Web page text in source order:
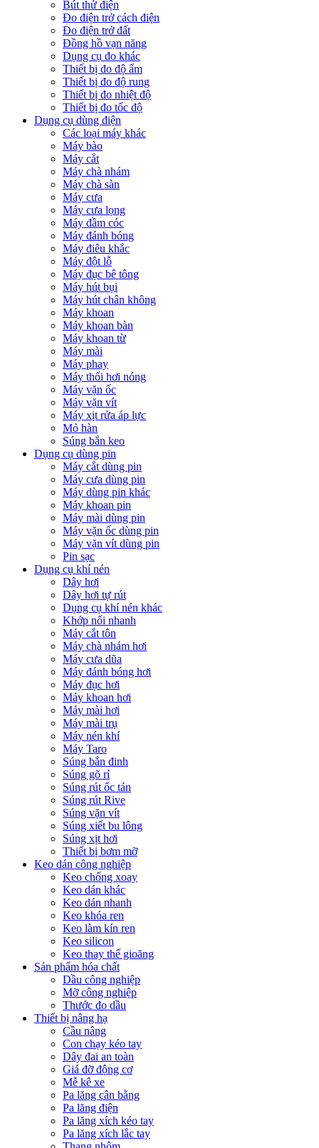
Bút thử điện
Đo điện trở cách điện
Đo điện trở đất
Đồng hồ vạn năng
Dụng cụ đo khác
Thiết bị đo độ ẩm
Thiết bị đo độ rung
Thiết bị đo nhiệt độ
Thiết bị đo tốc độ
Dụng cụ dùng điện
Các loại máy khác
Máy bào
Máy cắt
Máy chà nhám
Máy chà sàn
Máy cưa
Máy cưa lọng
Máy đầm cóc
Máy đánh bóng
Máy điêu khắc
Máy đột lỗ
Máy đục bê tông
Máy hút bụi
Máy hút chân không
Máy khoan
Máy khoan bàn
Máy khoan từ
Máy mài
Máy phay
Máy thổi hơi nóng
Máy vặn ốc
Máy vặn vít
Máy xịt rửa áp lực
Mỏ hàn
Súng bắn keo
Dụng cụ dùng pin
Máy cắt dùng pin
Máy cưa dùng pin
Máy dùng pin khác
Máy khoan pin
Máy mài dùng pin
Máy vặn ốc dùng pin
Máy vặn vít dùng pin
Pin sạc
Dụng cụ khí nén
Dây hơi
Dây hơi tự rút
Dụng cụ khí nén khác
Khớp nối nhanh
Máy cắt tôn
Máy chà nhám hơi
Máy cưa dũa
Máy đánh bóng hơi
Máy đục hơi
Máy khoan hơi
Máy mài hơi
Máy mài trụ
Máy nén khí
Máy Taro
Súng bắn đinh
Súng gõ rỉ
Súng rút ốc tán
Súng rút Rive
Súng vặn vít
Súng xiết bu lông
Súng xịt hơi
Thiết bị bơm mỡ
Keo dán công nghiệp
Keo chống xoay
Keo dán khác
Keo dán nhanh
Keo khóa ren
Keo làm kín ren
Keo silicon
Keo thay thế gioăng
Sản phẩm hóa chất
Dầu công nghiệp
Mỡ công nghiệp
Thước đo dầu
Thiết bị nâng hạ
Cầu nâng
Con chạy kéo tay
Dây đai an toàn
Giá đỡ động cơ
Mễ kê xe
Pa lăng cân bằng
Pa lăng điện
Pa lăng xích kéo tay
Pa lăng xích lắc tay